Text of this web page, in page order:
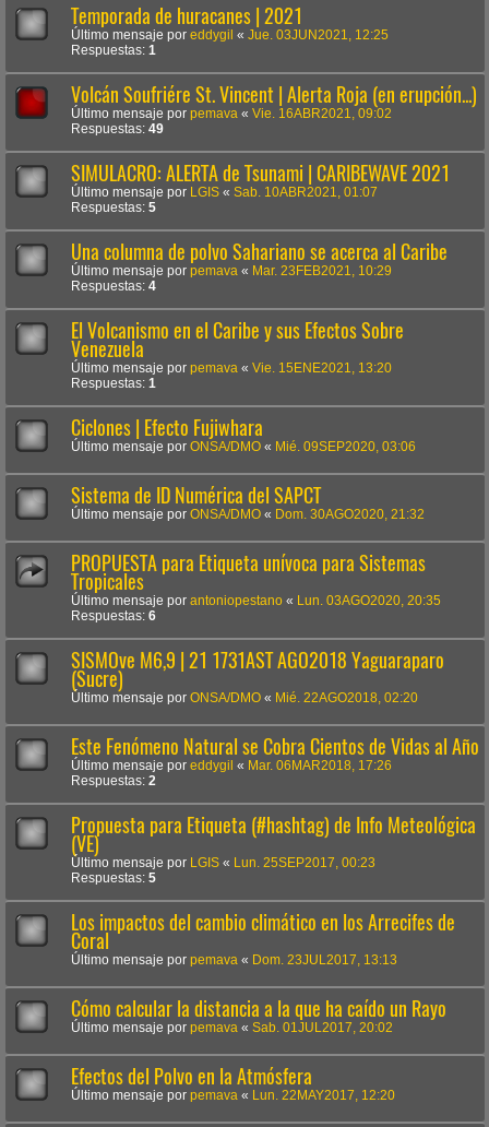
Temporada de huracanes | 2021
Último mensaje por eddygil « Jue. 03JUN2021, 12:25
Respuestas: 1
Volcán Soufriére St. Vincent | Alerta Roja (en erupción...)
Último mensaje por pemava « Vie. 16ABR2021, 09:02
Respuestas: 49
SIMULACRO: ALERTA de Tsunami | CARIBEWAVE 2021
Último mensaje por LGIS « Sab. 10ABR2021, 01:07
Respuestas: 5
Una columna de polvo Sahariano se acerca al Caribe
Último mensaje por pemava « Mar. 23FEB2021, 10:29
Respuestas: 4
El Volcanismo en el Caribe y sus Efectos Sobre
Venezuela
Último mensaje por pemava « Vie. 15ENE2021, 13:20
Respuestas: 1
Ciclones | Efecto Fujiwhara
Último mensaje por ONSA/DMO « Mié. 09SEP2020, 03:06
Sistema de ID Numérica del SAPCT
Último mensaje por ONSA/DMO « Dom. 30AGO2020, 21:32
PROPUESTA para Etiqueta unívoca para Sistemas
Tropicales
Último mensaje por antoniopestano «
Lun. 03AGO2020, 20:35
Respuestas: 6
SISMOve M6,9 | 21 1731AST AGO2018 Yaguaraparo
(Sucre)
Último mensaje por ONSA/DMO « Mié. 22AGO2018, 02:20
Este Fenómeno Natural se Cobra Cientos de Vidas al Año
Último mensaje por eddygil « Mar. 06MAR2018, 17:26
Respuestas: 2
Propuesta para Etiqueta (#hashtag) de Info Meteológica
(VE)
Último mensaje por LGIS «
Lun. 25SEP2017, 00:23
Respuestas: 5
Los impactos del cambio climático en los Arrecifes de
Coral
Último mensaje por pemava « Dom. 23JUL2017, 13:13
Cómo calcular la distancia a la que ha caído un Rayo
Último mensaje por pemava « Sab. 01JUL2017, 20:02
Efectos del Polvo en la Atmósfera
Último mensaje por pemava « Lun. 22MAY2017, 12:20